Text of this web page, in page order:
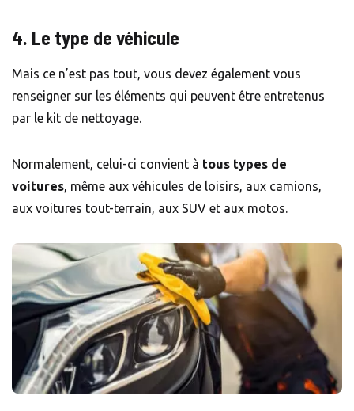
4. Le type de véhicule
Mais ce n’est pas tout, vous devez également vous
renseigner sur les éléments qui peuvent être entretenus
par le kit de nettoyage.
Normalement, celui-ci convient à tous types de
voitures, même aux véhicules de loisirs, aux camions,
aux voitures tout-terrain, aux SUV et aux motos.